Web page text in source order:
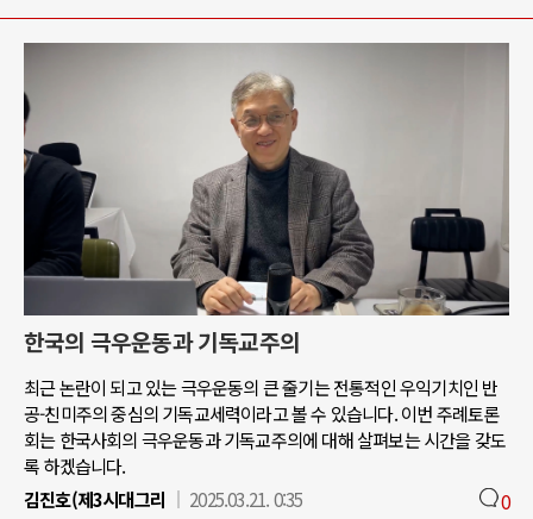
한국의 극우운동과 기독교주의
최근 논란이 되고 있는 극우운동의 큰 줄기는 전통적인 우익기치인 반
공-친미주의 중심의 기독교세력이라고 볼 수 있습니다. 이번 주례토론
회는 한국사회의 극우운동과 기독교주의에 대해 살펴보는 시간을 갖도
록 하겠습니다.
김진호(제3시대그리
2025.03.21. 0:35 0